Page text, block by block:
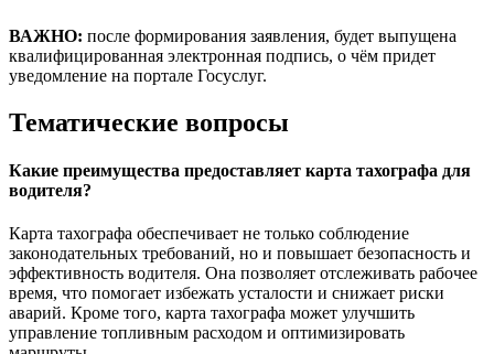
ВАЖНО: после формирования заявления, будет выпущена
квалифицированная электронная подпись, о чём придет
уведомление на портале Госуслуг.
Тематические вопросы
Какие преимущества предоставляет карта тахографа для
водителя?
Карта тахографа обеспечивает не только соблюдение
законодательных требований, но и повышает безопасность и
эффективность водителя. Она позволяет отслеживать рабочее
время, что помогает избежать усталости и снижает риски
аварий. Кроме того, карта тахографа может улучшить
управление топливным расходом и оптимизировать